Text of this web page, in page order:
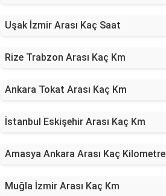
Uşak İzmir Arası Kaç Saat
Rize Trabzon Arası Kaç Km
Ankara Tokat Arası Kaç Km
İstanbul Eskişehir Arası Kaç Km
Amasya Ankara Arası Kaç Kilometre
Muğla İzmir Arası Kaç Km